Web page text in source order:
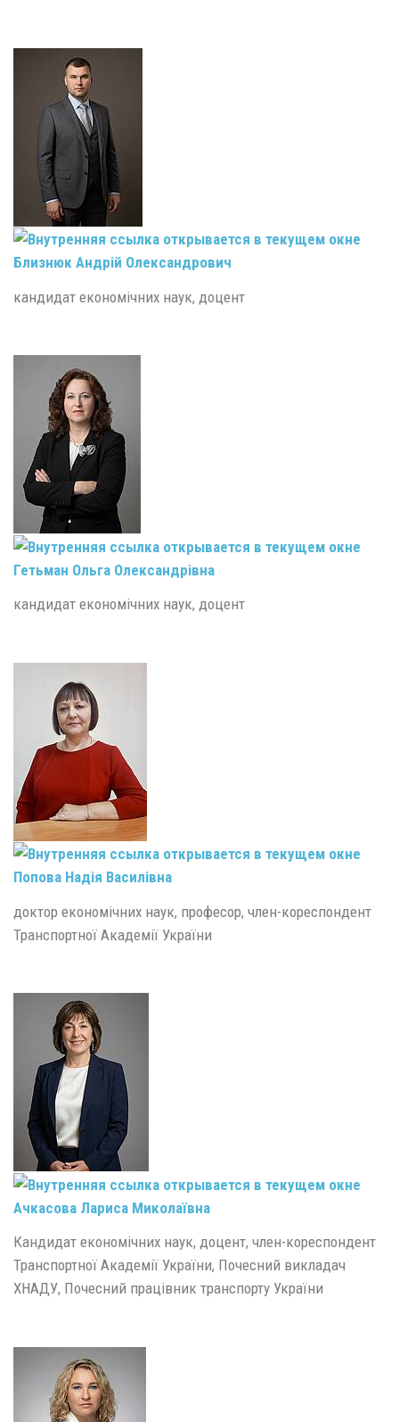
Близнюк Андрій Олександрович
кандидат економічних наук, доцент
Гетьман Ольга Олександрівна
кандидат економічних наук, доцент
Попова Надія Василівна
доктор економічних наук, професор, член-кореспондент
Транспортної Академії України
Ачкасова Лариса Миколаївна
Кандидат економічних наук, доцент, член-кореспондент
Транспортної Академії України, Почесний викладач
ХНАДУ, Почесний працівник транспорту України